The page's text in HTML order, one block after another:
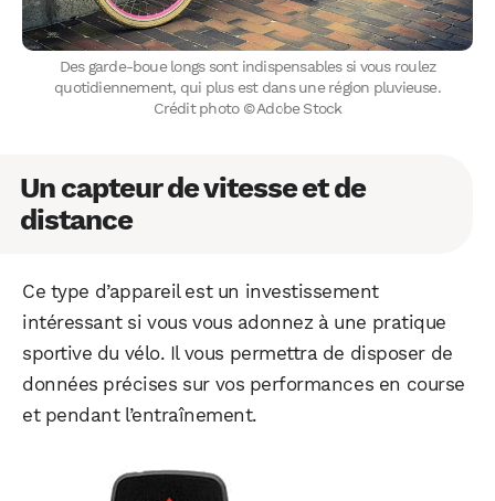
Des garde-boue longs sont indispensables si vous roulez
quotidiennement, qui plus est dans une région pluvieuse.
Crédit photo © Adobe Stock
Un capteur de vitesse et de
distance
Ce type d’appareil est un investissement
intéressant si vous vous adonnez à une pratique
sportive du vélo. Il vous permettra de disposer de
données précises sur vos performances en course
et pendant l’entraînement.